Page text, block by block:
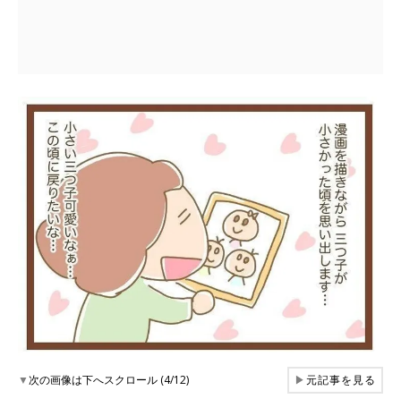
▼次の画像は下へスクロール (4/12) ▶元記事を見る